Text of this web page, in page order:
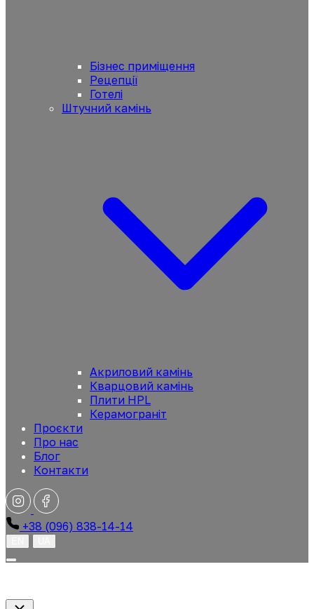
Бізнес приміщення
Рецепції
Готелі
Штучний камінь
Акриловий камінь
Кварцовий камінь
Плити HPL
Керамограніт
Проєкти
Про нас
Блог
Контакти
+38 (096) 838-14-14